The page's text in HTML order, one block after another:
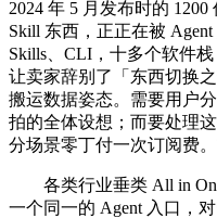
2024 年 5 月发布时的
Skill 东西，正正在被
Skills、CLI，十多个软件
让卖家辞别了「东西切换
搬运数据姿态。需要用户
拍的全体设想；而要处理
分场景零丁付一次订阅费。
各类行业垂类 All in
一个同一的 Agent 入口，